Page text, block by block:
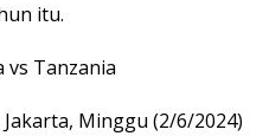
itu.
vs Tanzania
Minggu (2/6/2024)